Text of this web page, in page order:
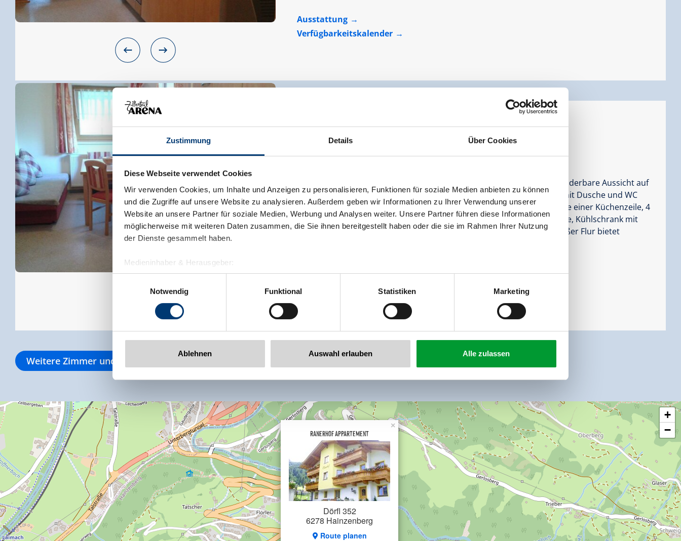
Zustimmung Details Über Cookies
Diese Webseite verwendet Cookies
Wir verwenden Cookies, um Inhalte und Anzeigen zu personalisieren, Funktionen für soziale Medien anbieten zu können
und die Zugriffe auf unsere Website zu analysieren. Außerdem geben wir Informationen zu Ihrer Verwendung unserer
Website an unsere Partner für soziale Medien, Werbung und Analysen weiter. Unsere Partner führen diese Informationen
möglicherweise mit weiteren Daten zusammen, die Sie ihnen bereitgestellt haben oder die sie im Rahmen Ihrer Nutzung
der Dienste gesammelt haben.
Medieninhaber & Herausgeber:
Zeller Bergbahnen Zillertal GmbH & Co KG
Rohr 23// A-6280 Zell am Ziller
www.zillertalarena.com
Notwendig
Funktional Statistiken Marketing
Ablehnen Auswahl erlauben Alle zulassen
Ausstattung
Verfügbarkeitskalender
Zimmergröße: 2 - 4 Personen |Schlafzimmer:
Die Wohnung Schwarzachtal liegt im 2. Obergeschoss und hat eine wunderbare Aussicht auf
die schöne Bergwelt. Die Wohnung hat 2 getrennte Schlafzimmer alle mit Dusche und WC
sowie Balkon. Mit dabei eine Wohnküche mit Eckbank und Chouch sowie einer Küchenzeile, 4
Plattenherd Backrohr , Spühlmaschine , Wasserkocher , Kaffeemaschine, Kühlschrank mit
Gefrierfach .Alles was man in der Küche braucht ist vorhanden. Ein großer Flur bietet
Weitere Zimmer und Appartements
Ranerhof Appartement
Dörfl 352
6278 Hainzenberg
Route planen
×
+
−